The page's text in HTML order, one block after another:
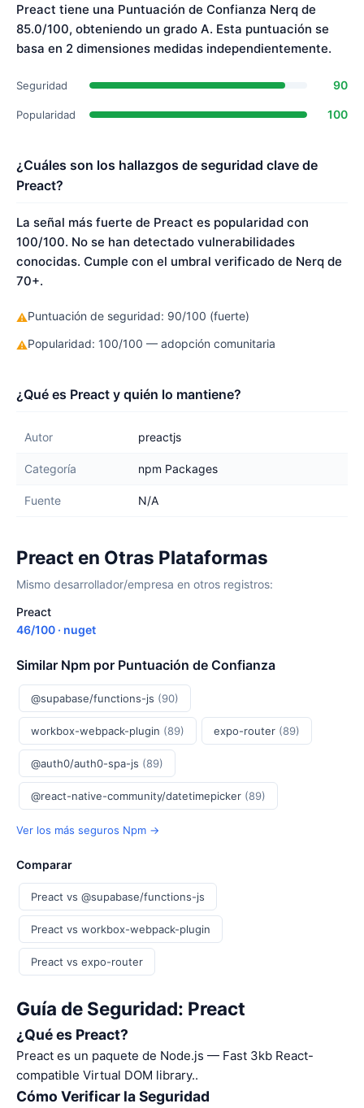
Preact tiene una Puntuación de Confianza Nerq de
85.0/100, obteniendo un grado A. Esta puntuación se
basa en 2 dimensiones medidas independientemente.
Seguridad 90
Popularidad 100
¿Cuáles son los hallazgos de seguridad clave de
Preact?
La señal más fuerte de Preact es popularidad con
100/100. No se han detectado vulnerabilidades
conocidas. Cumple con el umbral verificado de Nerq de
70+.
⚠Puntuación de seguridad: 90/100 (fuerte)
⚠Popularidad: 100/100 — adopción comunitaria
¿Qué es Preact y quién lo mantiene?
Autor preactjs
Categoría npm Packages
Fuente N/A
Preact en Otras Plataformas
Mismo desarrollador/empresa en otros registros:
Preact
46/100 · nuget
Similar Npm por Puntuación de Confianza
@supabase/functions-js (90)
workbox-webpack-plugin (89) expo-router (89)
@auth0/auth0-spa-js (89)
@react-native-community/datetimepicker (89)
Ver los más seguros Npm →
Comparar
Preact vs @supabase/functions-js
Preact vs workbox-webpack-plugin
Preact vs expo-router
Guía de Seguridad: Preact
¿Qué es Preact?
Preact es un paquete de Node.js — Fast 3kb React-
compatible Virtual DOM library..
Cómo Verificar la Seguridad